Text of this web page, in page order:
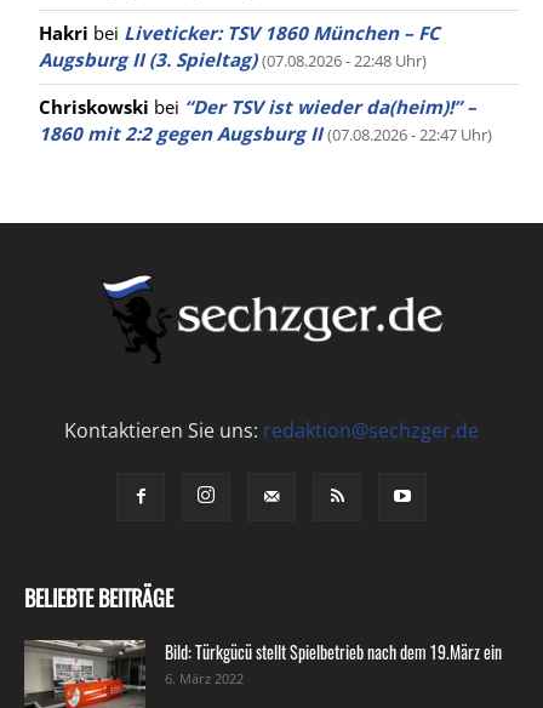
Hakri bei Liveticker: TSV 1860 München – FC
Augsburg II (3. Spieltag) (07.08.2026 - 22:48 Uhr)
Chriskowski bei “Der TSV ist wieder da(heim)!” –
1860 mit 2:2 gegen Augsburg II (07.08.2026 - 22:47 Uhr)
Kontaktieren Sie uns: redaktion@sechzger.de
BELIEBTE BEITRÄGE
Bild: Türkgücü stellt Spielbetrieb nach dem 19.März ein
6. März 2022